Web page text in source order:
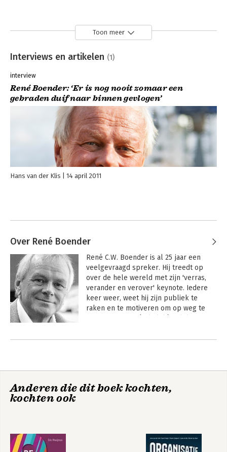
Toon meer
Interviews en artikelen (1)
interview
René Boender: ‘Er is nog nooit zomaar een
gebraden duif naar binnen gevlogen’
Hans van der Klis 14 april 2011
Over René Boender
René C.W. Boender is al 25 jaar een
veelgevraagd spreker. Hij treedt op
over de hele wereld met zijn 'verras,
verander en verover' keynote. Iedere
keer weer, weet hij zijn publiek te
raken en te motiveren om op weg te
Op uitnodiging adviseert hij als brain-
hij gastcolleges aan internationale
publiceerde hij maar liefst 6
studeren en te promoveren. Social
Andere boeken door René Boender
Anderen die dit boek kochten,
kochten ook